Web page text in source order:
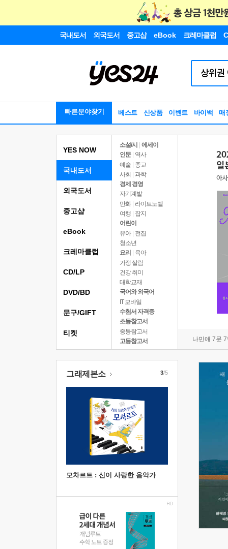
국내도서 외국도서 중고샵 eBook 크레마클럽
빠른분야찾기 베스트 신상품 이벤트 바이백 매
YES NOW
국내도서
소설/시
에세이
인문
역사
예술 | 종교
사회 | 과학
경제 경영
자기계발
만화 | 라이트노벨
여행
잡지
어린이
유아 | 전집
청소년
요리
육아
가정 살림
건강 취미
대학교재
국어와 외국어
IT 모바일
수험서 자격증
초등참고서
중등참고서
고등참고서
나민애 7문
외국도서
중고샵
eBook
크레마클럽
CD/LP
DVD/BD
문구/GIFT
티켓
그래제본소
모차르트 : 신이 사랑한 음악가
3/5